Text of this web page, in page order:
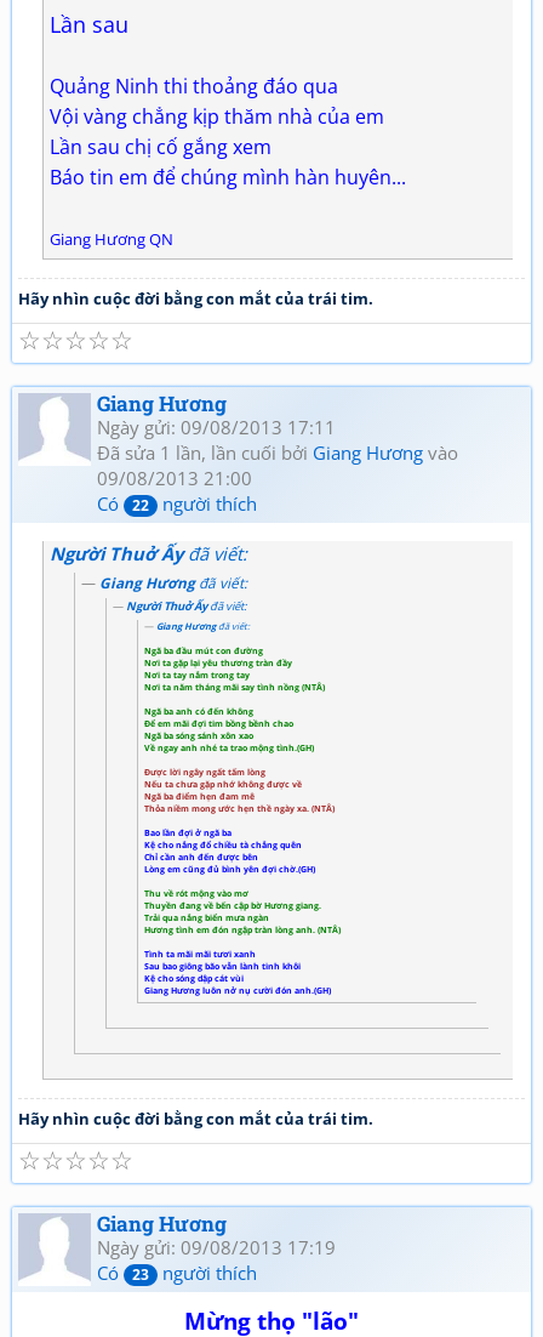
Lần sau
Quảng Ninh thi thoảng đáo qua
Vội vàng chẳng kịp thăm nhà của em
Lần sau chị cố gắng xem
Báo tin em để chúng mình hàn huyên...
Giang Hương QN
Hãy nhìn cuộc đời bằng con mắt của trái tim.
☆
☆
☆
☆
☆
Giang Hương
Ngày gửi: 09/08/2013 17:11
Đã sửa 1 lần, lần cuối bởi Giang Hương vào
09/08/2013 21:00
Có
22 người thích
Người Thuở Ấyđã viết:
Giang Hươngđã viết:
Người Thuở Ấyđã viết:
Giang Hươngđã viết:
Ngã ba đầu mút con đường
Nơi ta gặp lại yêu thương tràn đầy
Nơi ta tay nắm trong tay
Nơi ta năm tháng mãi say tình nồng (NTÂ)
Ngã ba anh có đến không
Để em mãi đợi tim bồng bềnh chao
Ngã ba sóng sánh xôn xao
Về ngay anh nhé ta trao mộng tình.(GH)
Được lời ngây ngất tấm lòng
Nếu ta chưa gặp nhớ không được về
Ngã ba điểm hẹn đam mê
Thỏa niềm mong ước hẹn thề ngày xa. (NTÂ)
Bao lần đợi ở ngã ba
Kệ cho nắng đổ chiều tà chẳng quên
Chỉ cần anh đến được bên
Lòng em cũng đủ bình yên đợi chờ.(GH)
Thu về rót mộng vào mơ
Thuyền đang về bến cập bờ Hương giang.
Trải qua nắng biển mưa ngàn
Hương tình em đón ngập tràn lòng anh. (NTÂ)
Tình ta mãi mãi tươi xanh
Sau bao giông bão vẫn lành tinh khôi
Kệ cho sóng dập cát vùi
Giang Hương luôn nở nụ cười đón anh.(GH)
Hãy nhìn cuộc đời bằng con mắt của trái tim.
☆
☆
☆
☆
☆
Giang Hương
Ngày gửi: 09/08/2013 17:19
Có
23 người thích
Mừng thọ "lão"